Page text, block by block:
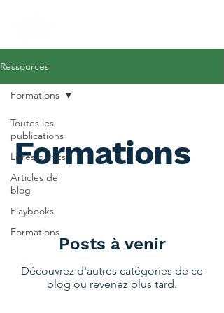
Ressources
Toutes les
publications
Livres blancs
Articles de
blog
Playbooks
Formations
Formations
Formations
Posts à venir
Découvrez d'autres catégories de ce
blog ou revenez plus tard.